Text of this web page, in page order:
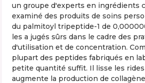
un groupe d'experts en ingrédients
examiné des produits de soins
du palmitoyl tripeptide-1 de
les a jugés sûrs dans le cadre des
d'utilisation et de concentration.
plupart des peptides fabriqués en
petite quantité suffit. Il lisse les
augmente la production de